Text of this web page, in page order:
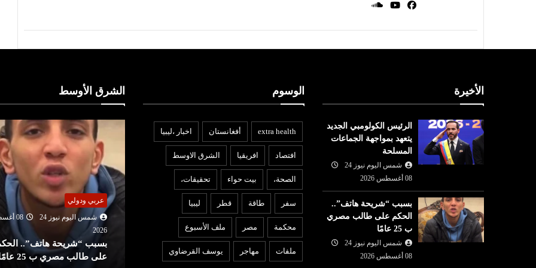
الأخيرة
الرئيس الكولومبي الجديد
يتعهد بمواجهة الجماعات
المسلحة
شمس اليوم نيوز 24
08 أغسطس 2026
بسبب “شريحة هاتف”..
الحكم على طالب مصري
ب 25 عامًا
شمس اليوم نيوز 24
08 أغسطس 2026
الوسوم
extra health أفغانستان اخبار ،ليبيا
افتصاد افريقيا الشرق الاوسط
الصحة، بيت حواء تحقيقات،
سفر طاقة قطر ليبيا
محكمة مصر ملف الأسبوع
ملفات مهاجر يوسف القرضاوي
الشرق الأوسط
08 أغسطس
عمان.. أمريكا
شمس اليوم نيوز 24
07 أغسطس
2026
ردًا على روما.. إسبانيا تفرض
إجراءات مراقبة أمام الوافدين من
إيطاليا!
عربي ودولي
شمس اليوم نيوز 24
08 أغسطس
بسبب “شريحة هاتف”.. الحكم
على طالب مصري ب 25 عامًا
عربي ودولي
شمس اليوم نيوز 24
08
2026
غياب كاتس عن اجتماع
«الكابينت» يثير التساؤلات